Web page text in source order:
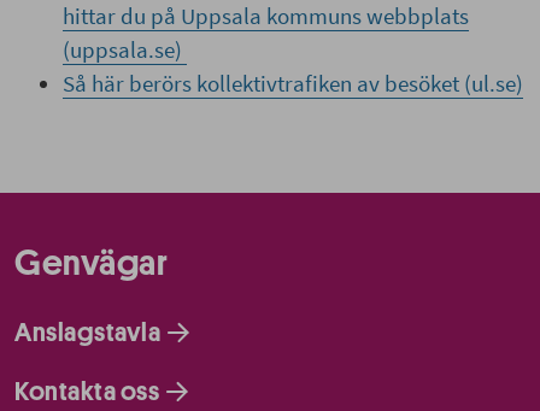
hittar du på Uppsala kommuns webbplats
(uppsala.se)
Så här berörs kollektivtrafiken av besöket (ul.se)
Genvägar
Anslagstavla
Kontakta oss